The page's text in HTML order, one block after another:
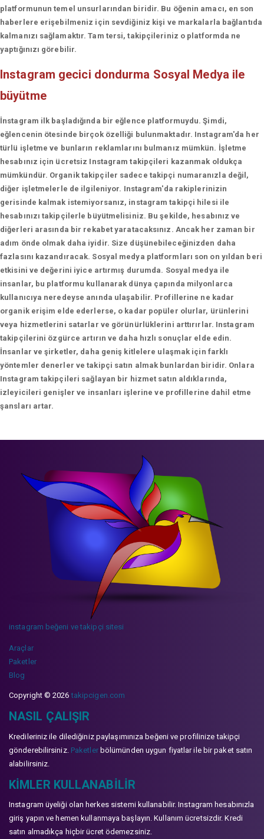
platformunun temel unsurlarından biridir. Bu öğenin amacı, en son
haberlere erişebilmeniz için sevdiğiniz kişi ve markalarla bağlantıda
kalmanızı sağlamaktır. Tam tersi, takipçileriniz o platformda ne
yaptığınızı görebilir.
Instagram gecici dondurma Sosyal Medya ile
büyütme
İnstagram ilk başladığında bir eğlence platformuydu. Şimdi,
eğlencenin ötesinde birçok özelliği bulunmaktadır. Instagram'da her
türlü işletme ve bunların reklamlarını bulmanız mümkün. İşletme
hesabınız için ücretsiz Instagram takipçileri kazanmak oldukça
mümkündür. Organik takipçiler sadece takipçi numaranızla değil,
diğer işletmelerle de ilgileniyor. Instagram'da rakiplerinizin
gerisinde kalmak istemiyorsanız, instagram takipçi hilesi ile
hesabınızı takipçilerle büyütmelisiniz. Bu şekilde, hesabınız ve
diğerleri arasında bir rekabet yaratacaksınız. Ancak her zaman bir
adım önde olmak daha iyidir. Size düşünebileceğinizden daha
fazlasını kazandıracak. Sosyal medya platformları son on yıldan beri
etkisini ve değerini iyice artırmış durumda. Sosyal medya ile
insanlar, bu platformu kullanarak dünya çapında milyonlarca
kullanıcıya neredeyse anında ulaşabilir. Profillerine ne kadar
organik erişim elde ederlerse, o kadar popüler olurlar, ürünlerini
veya hizmetlerini satarlar ve görünürlüklerini arttırırlar. Instagram
takipçilerini özgürce artırın ve daha hızlı sonuçlar elde edin.
İnsanlar ve şirketler, daha geniş kitlelere ulaşmak için farklı
yöntemler denerler ve takipçi satın almak bunlardan biridir. Onlara
Instagram takipçileri sağlayan bir hizmet satın aldıklarında,
izleyicileri genişler ve insanları işlerine ve profillerine dahil etme
şansları artar.
instagram beğeni ve takipçi sitesi
Araçlar
Paketler
Blog
Copyright © 2026takipcigen.com
NASIL ÇALIŞIR
Kredileriniz ile dilediğiniz paylaşımınıza beğeni ve profilinize takipçi
gönderebilirsiniz. Paketlerbölümünden uygun fiyatlar ile bir paket satın
alabilirsiniz.
KIMLER KULLANABILIR
Instagram üyeliği olan herkes sistemi kullanabilir. Instagram hesabınızla
giriş yapın ve hemen kullanmaya başlayın. Kullanım ücretsizdir. Kredi
satın almadıkça hiçbir ücret ödemezsiniz.